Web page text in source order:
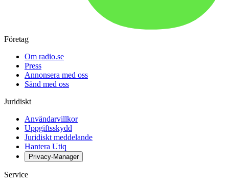
Företag
Om radio.se
Press
Annonsera med oss
Sänd med oss
Juridiskt
Användarvillkor
Uppgiftsskydd
Juridiskt meddelande
Hantera Utiq
Privacy-Manager
Service